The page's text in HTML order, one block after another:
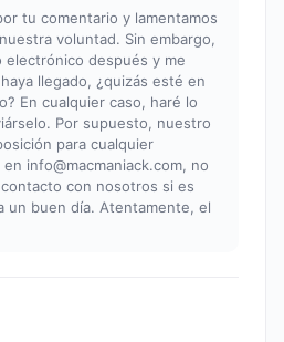
tu comentario y lamentamos
voluntad. Sin embargo,
electrónico después y me
llegado, ¿quizás esté en
En cualquier caso, haré lo
Por supuesto, nuestro
para cualquier
en info@macmaniack.com, no
con nosotros si es
un buen día. Atentamente, el